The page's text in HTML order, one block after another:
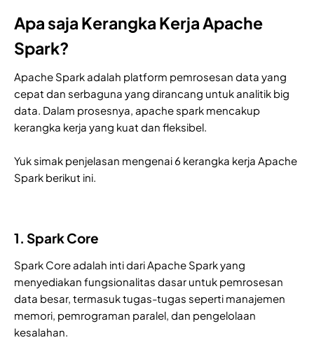
Apa saja Kerangka Kerja Apache
Spark?
Apache Spark adalah platform pemrosesan data yang
cepat dan serbaguna yang dirancang untuk analitik big
data. Dalam prosesnya, apache spark mencakup
kerangka kerja yang kuat dan fleksibel.
Yuk simak penjelasan mengenai 6 kerangka kerja Apache
Spark berikut ini.
1. Spark Core
Spark Core adalah inti dari Apache Spark yang
menyediakan fungsionalitas dasar untuk pemrosesan
data besar, termasuk tugas-tugas seperti manajemen
memori, pemrograman paralel, dan pengelolaan
kesalahan.